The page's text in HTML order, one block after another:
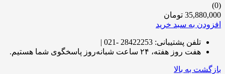
(0)
35,880,000 تومان
افزودن به سبد خرید
تلفن پشتیبانی: 28422253 -021 |
هفت روز هفته، ۲۴ ساعت شبانه‌روز پاسخگوی شما هستیم.
بازگشت به بالا